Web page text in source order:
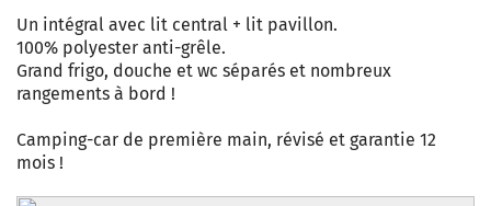
Un intégral avec lit central + lit pavillon.
100% polyester anti-grêle.
Grand frigo, douche et wc séparés et nombreux
rangements à bord !
Camping-car de première main, révisé et garantie 12
mois !